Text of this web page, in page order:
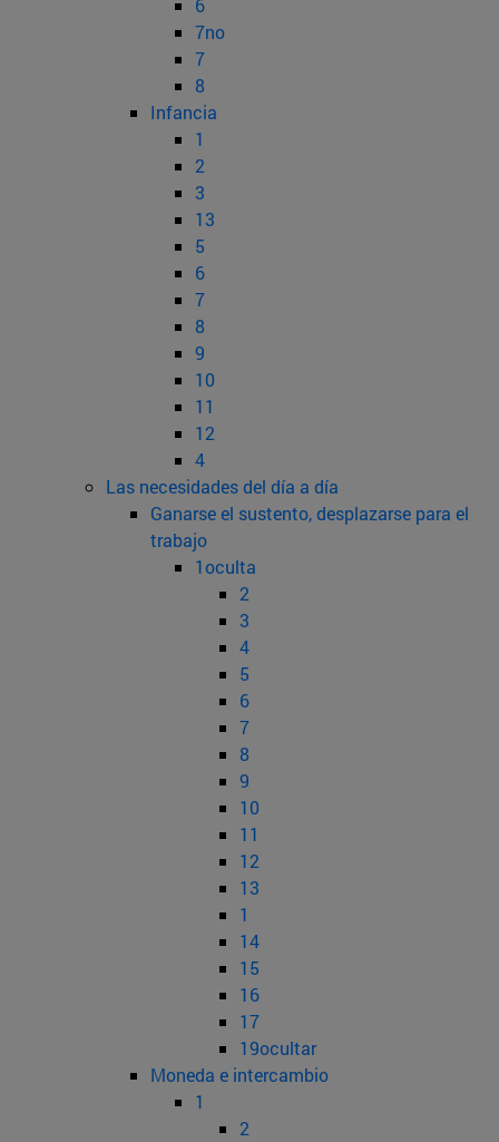
6
7no
7
8
Infancia
1
2
3
13
5
6
7
8
9
10
11
12
4
Las necesidades del día a día
Ganarse el sustento, desplazarse para el
trabajo
1oculta
2
3
4
5
6
7
8
9
10
11
12
13
1
14
15
16
17
19ocultar
Moneda e intercambio
1
2